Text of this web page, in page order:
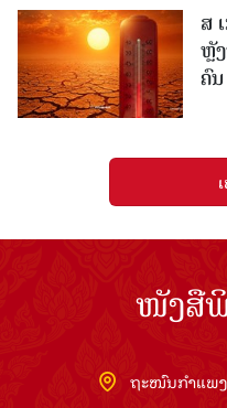
ສ
ຫຼັ
ຄົນ
ໜັງສື
ຖະໜົນກຳແພງ